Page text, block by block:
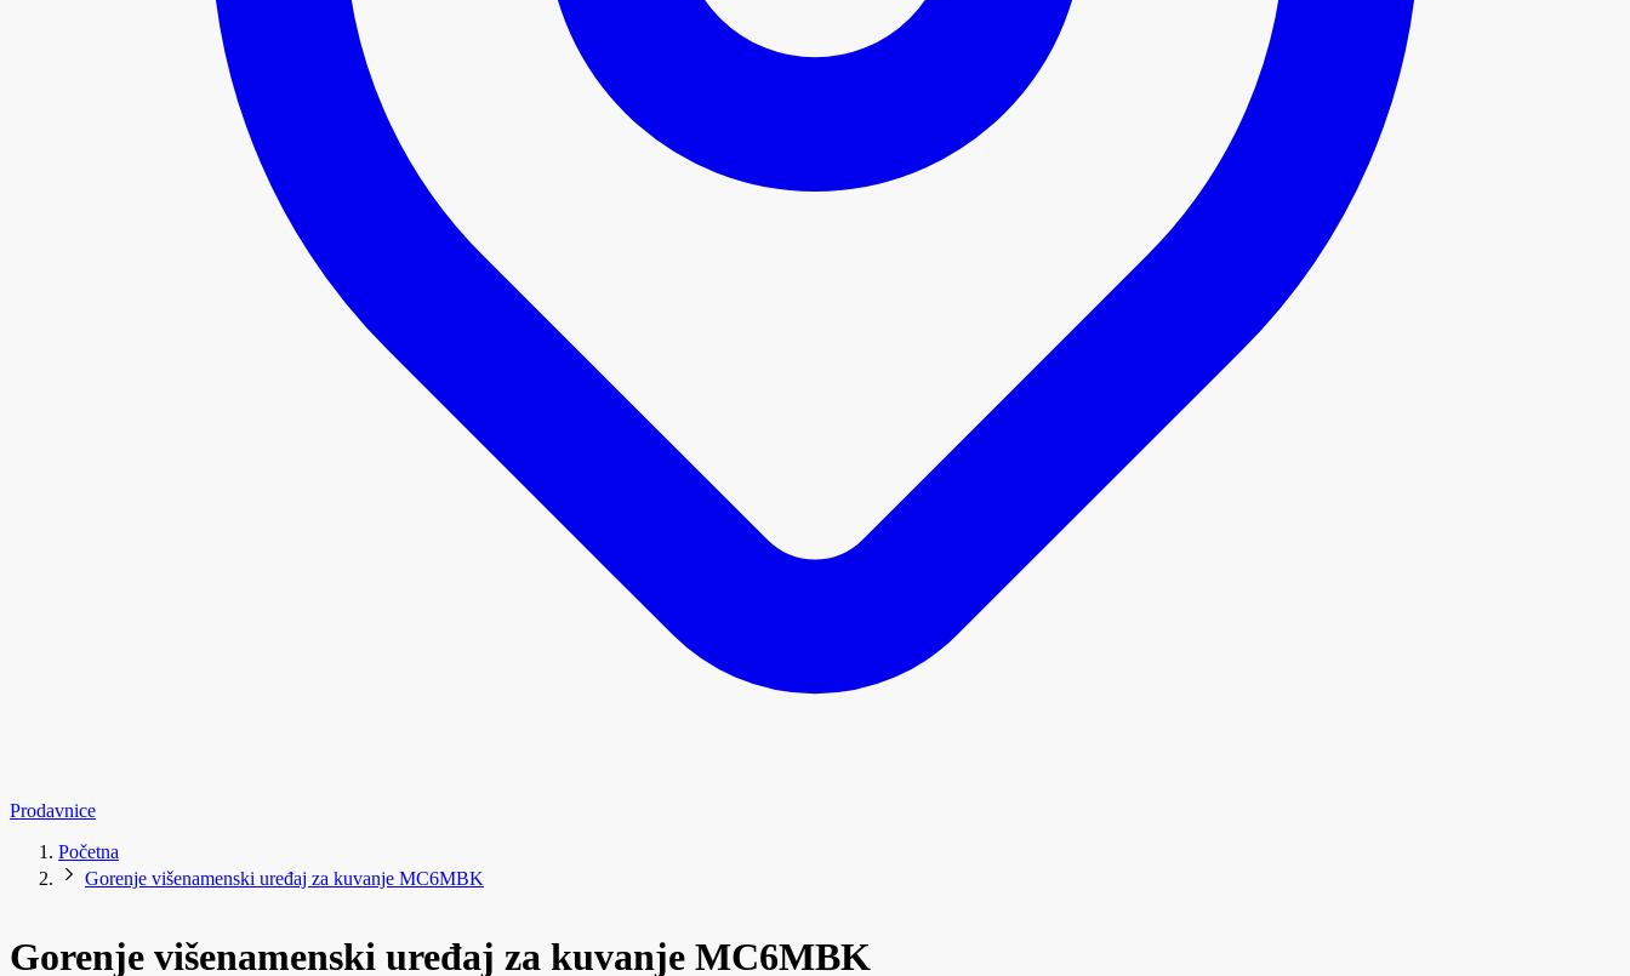
Prodavnice
Početna
Gorenje višenamenski uređaj za kuvanje MC6MBK
Gorenje višenamenski uređaj za kuvanje MC6MBK